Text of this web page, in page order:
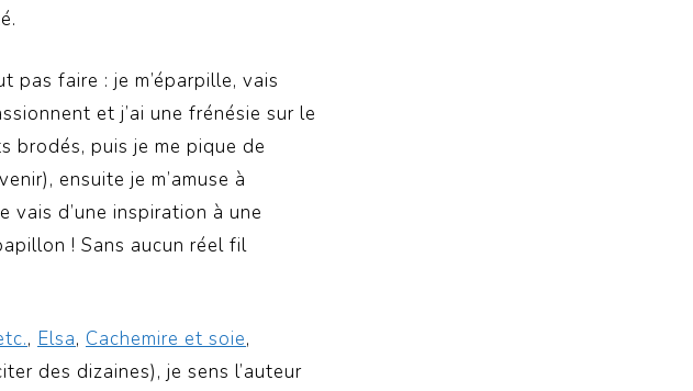
pas faire : je m’éparpille, vais
et j’ai une frénésie sur le
brodés, puis je me pique de
ensuite je m’amuse à
vais d’une inspiration à une
! Sans aucun réel fil
, Elsa, Cachemire et soie,
des dizaines), je sens l’auteur